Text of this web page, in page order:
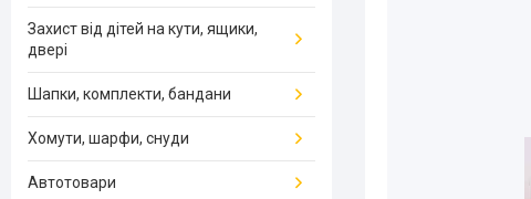
Захист від дітей на кути, ящики,
двері
Шапки, комплекти, бандани
Хомути, шарфи, снуди
Автотовари